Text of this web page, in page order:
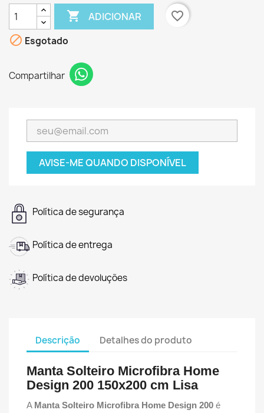
 ADICIONAR
favorite_border
 Esgotado
Compartilhar
AVISE-ME QUANDO DISPONÍVEL
Política de segurança
Política de entrega
Política de devoluções
Descrição Detalhes do produto
Manta Solteiro Microfibra Home
Design 200 150x200 cm Lisa
A Manta Solteiro Microfibra Home Design 200 é